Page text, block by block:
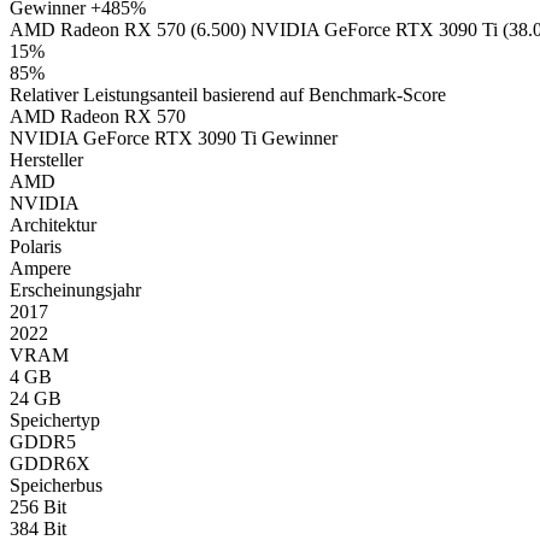
Gewinner+485%
AMD Radeon RX 570 (6.500) NVIDIA GeForce RTX 3090 Ti
15%
85%
Relativer Leistungsanteil basierend auf Benchmark-Score
AMD Radeon RX 570
NVIDIA GeForce RTX 3090 Ti Gewinner
Hersteller
AMD
NVIDIA
Architektur
Polaris
Ampere
Erscheinungsjahr
2017
2022
VRAM
4 GB
24 GB
Speichertyp
GDDR5
GDDR6X
Speicherbus
256 Bit
384 Bit